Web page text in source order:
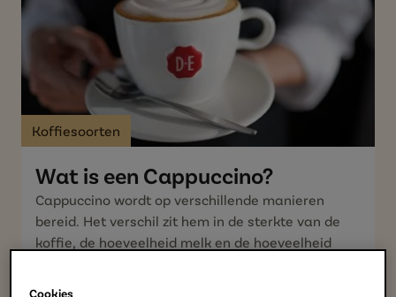
Koffiesoorten
Wat is een Cappuccino?
Cappuccino wordt op verschillende manieren
bereid. Het verschil zit hem in de sterkte van de
koffie, de hoeveelheid melk en de hoeveelheid
Cookies